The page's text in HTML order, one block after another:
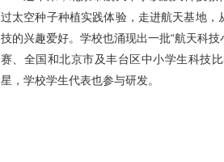
过太空种子种植实践体验，走进航天基地
技的兴趣爱好。学校也涌现出一批“航天科
赛、全国和北京市及丰台区中小学生科技
星，学校学生代表也参与研发。